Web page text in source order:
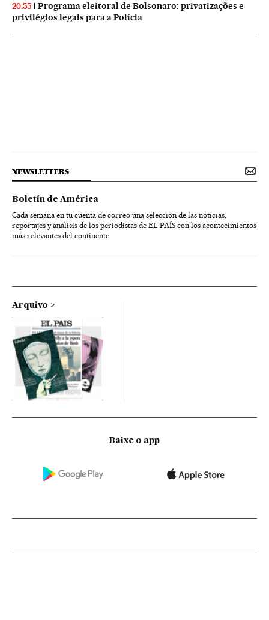
20:55
Programa eleitoral de Bolsonaro: privatizações e
privilégios legais para a Polícia
NEWSLETTERS
Boletín de América
Cada semana en tu cuenta de correo una selección de las noticias,
reportajes y análisis de los periodistas de EL PAÍS con los acontecimientos
más relevantes del continente.
Arquivo
Baixe o app